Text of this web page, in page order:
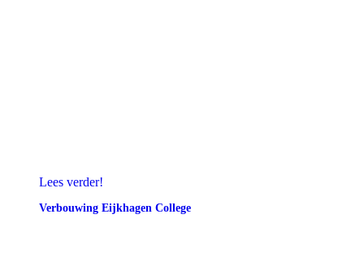
Lees verder!
Verbouwing Eijkhagen College